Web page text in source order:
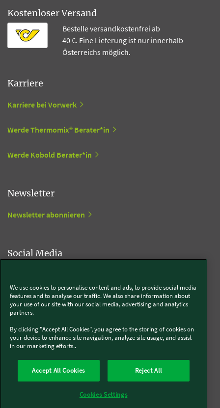
Kostenloser Versand
Bestelle versandkostenfrei ab
40 €. Eine Lieferung ist nur innerhalb
Österreichs möglich.
Karriere
Karriere bei Vorwerk
Werde Thermomix® Berater*in
Werde Kobold Berater*in
Newsletter
Newsletter abonnieren
Social Media
Thermomix®
Presse Batterie- und Altgeräteentsorgung
We use cookies to personalise content and ads, to provide social media
features and to analyse our traffic. We also share information about
your use of our site with our social media, advertising and analytics
partners.
By clicking "Accept All Cookies", you agree to the storing of cookies on
your device to enhance site navigation, analyze site usage, and assist
in our marketing efforts..
Accept All Cookies Reject All
Cookies Settings